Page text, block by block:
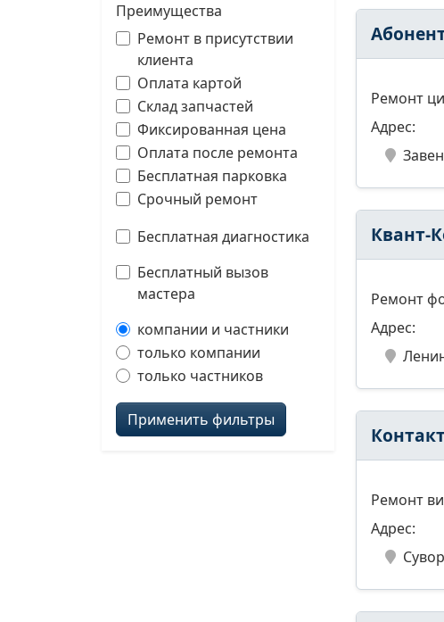
Преимущества
Ремонт в присутствии
клиента
Оплата картой
Склад запчастей
Фиксированная цена
Оплата после ремонта
Бесплатная парковка
Срочный ремонт
Бесплатная диагностика
Бесплатный вызов
мастера
компании и частники
только компании
только частников
Применить фильтры
Ремонт
Адрес:
Квант-
Ремонт
Адрес:
Ремонт
Адрес: